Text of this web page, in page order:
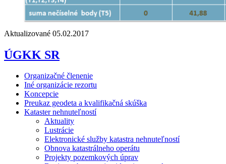
Aktualizované 05.02.2017
ÚGKK SR
Organizačné členenie
Iné organizácie rezortu
Koncepcie
Preukaz geodeta a kvalifikačná skúška
Kataster nehnuteľností
Aktuality
Lustrácie
Elektronické služby katastra nehnuteľností
Obnova katastrálneho operátu
Projekty pozemkových úprav